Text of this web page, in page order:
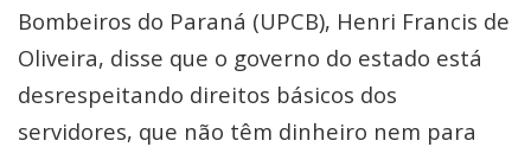
Bombeiros do Paraná (UPCB), Henri Francis de
Oliveira, disse que o governo do estado está
desrespeitando direitos básicos dos
servidores, que não têm dinheiro nem para